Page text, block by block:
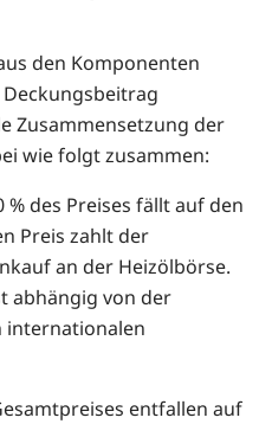
den Komponenten
Zusammensetzung der
wie folgt zusammen:
des Preises fällt auf den
Preis zahlt der
an der Heizölbörse.
abhängig von der
internationalen
entfallen auf